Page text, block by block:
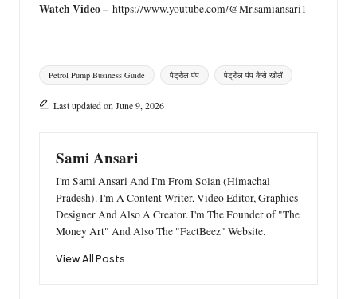
Watch Video – https://www.youtube.com/@Mr.samiansari1
Tags:
Petrol Pump Business Guide पेट्रोल पंप पेट्रोल पंप कैसे खोलें
Last updated on June 9, 2026
Sami Ansari
I'm Sami Ansari And I'm From Solan (Himachal
Pradesh). I'm A Content Writer, Video Editor, Graphics
Designer And Also A Creator. I'm The Founder of "The
Money Art" And Also The "FactBeez" Website.
View All Posts